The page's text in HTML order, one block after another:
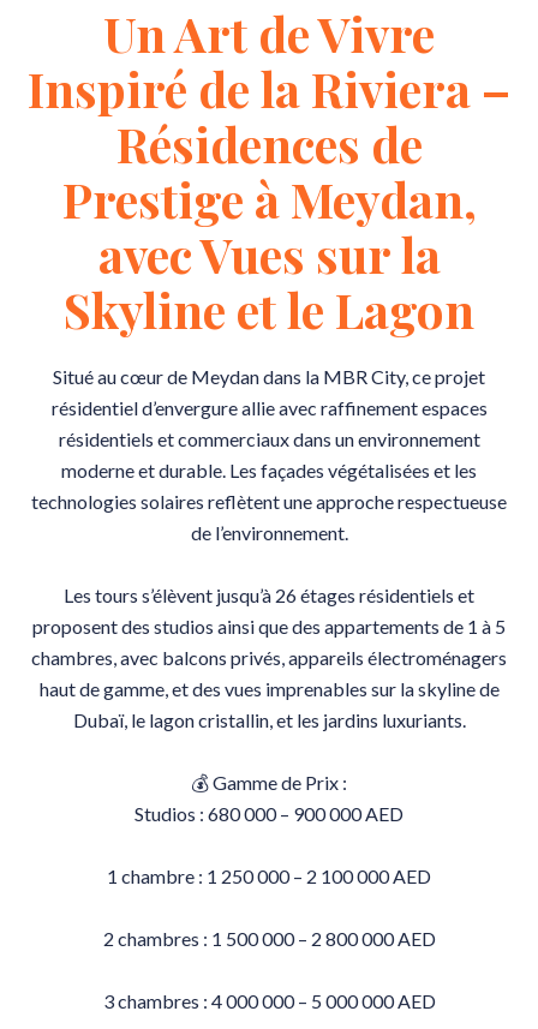
Un Art de Vivre
Inspiré de la Riviera –
Résidences de
Prestige à Meydan,
avec Vues sur la
Skyline et le Lagon
Situé au cœur de Meydan dans la MBR City, ce projet
résidentiel d’envergure allie avec raffinement espaces
résidentiels et commerciaux dans un environnement
moderne et durable. Les façades végétalisées et les
technologies solaires reflètent une approche respectueuse
de l’environnement.
Les tours s’élèvent jusqu’à 26 étages résidentiels et
proposent des studios ainsi que des appartements de 1 à 5
chambres, avec balcons privés, appareils électroménagers
haut de gamme, et des vues imprenables sur la skyline de
Dubaï, le lagon cristallin, et les jardins luxuriants.
💰 Gamme de Prix :
Studios : 680 000 – 900 000 AED
1 chambre : 1 250 000 – 2 100 000 AED
2 chambres : 1 500 000 – 2 800 000 AED
3 chambres : 4 000 000 – 5 000 000 AED